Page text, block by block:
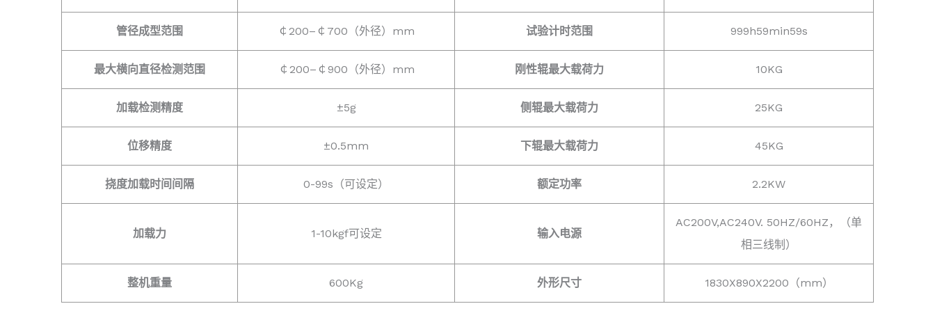
管径成型范围 ￠200–￠700（外径）mm 试验计时范围 999h59min59s
最大横向直径检测范围 ￠200–￠900（外径）mm 刚性辊最大载荷力 10KG
加载检测精度 ±5g 侧辊最大载荷力 25KG
位移精度 ±0.5mm 下辊最大载荷力 45KG
挠度加载时间间隔 0-99s（可设定） 额定功率 2.2KW
加载力 1-10kgf可设定 输入电源
AC200V,AC240V. 50HZ/60HZ，（单
相三线制）
整机重量 600Kg 外形尺寸 1830X890X2200（mm）